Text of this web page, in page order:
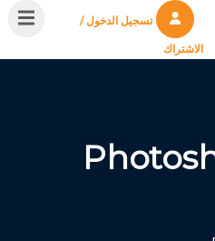
تسجيل الدخول /
الاشتراك